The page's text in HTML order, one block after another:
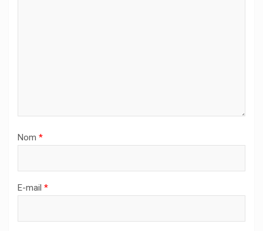
Nom *
E-mail *